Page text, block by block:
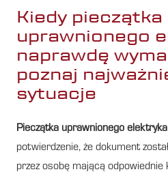
Kiedy pieczątka
uprawnionego
naprawdę
poznaj
sytuacje
Pieczątka uprawnionego elektryka
potwierdzenie, że dokument
przez osobę mającą odpowiednie